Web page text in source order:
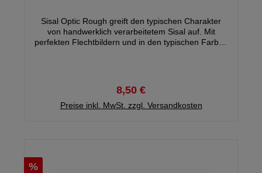
Sisal Optic Rough greift den typischen Charakter
von handwerklich verarbeitetem Sisal auf. Mit
perfekten Flechtbildern und in den typischen Farben
8,50 €
Preise inkl. MwSt. zzgl. Versandkosten
%